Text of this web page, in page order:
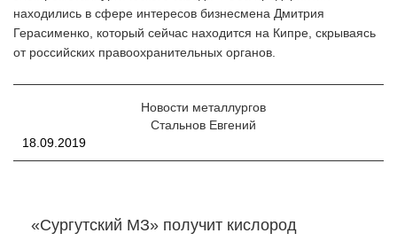
находились в сфере интересов бизнесмена Дмитрия
Герасименко, который сейчас находится на Кипре, скрываясь
от российских правоохранительных органов.
Новости металлургов
Стальнов Евгений
18.09.2019
«Сургутский МЗ» получит кислород